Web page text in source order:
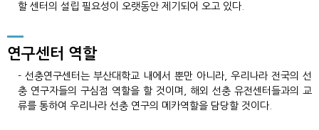
할 센터의 설립 필요성이 오랫동안 제기되어 오고 있다.
연구센터 역할
- 선충연구센터는 부산대학교 내에서 뿐만 아니라, 우리나라 전국의 선
충 연구자들의 구심점 역할을 할 것이며, 해외 선충 유전센터들과의 교
류를 통하여 우리나라 선충 연구의 메카역할을 담당할 것이다.